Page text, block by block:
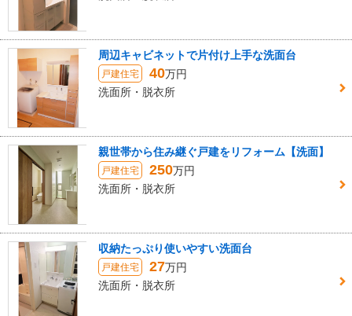
周辺キャビネットで片付け上手な洗面台
戸建住宅 40万円
洗面所・脱衣所
親世帯から住み継ぐ戸建をリフォーム【洗面】
戸建住宅 250万円
洗面所・脱衣所
収納たっぷり使いやすい洗面台
戸建住宅 27万円
洗面所・脱衣所